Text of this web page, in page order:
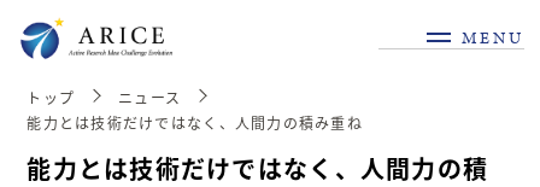
MENU
トップ
ニュース
能力とは技術だけではなく、人間力の積み重ね
能力とは技術だけではなく、人間力の積